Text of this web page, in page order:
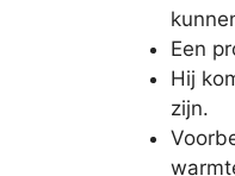
Een
Hij
zijn.